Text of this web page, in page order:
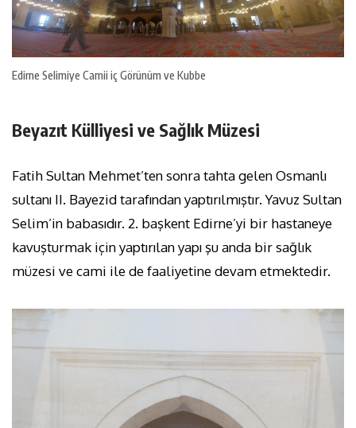
Edirne Selimiye Camii iç Görünüm ve Kubbe
Beyazıt Külliyesi ve Sağlık Müzesi
​Fatih Sultan Mehmet’ten sonra tahta gelen Osmanlı
sultanı II. Bayezid tarafından yaptırılmıştır. Yavuz Sultan
Selim’in babasıdır. 2. başkent Edirne’yi bir hastaneye
kavuşturmak için yaptırılan yapı şu anda bir sağlık
müzesi ve cami ile de faaliyetine devam etmektedir.